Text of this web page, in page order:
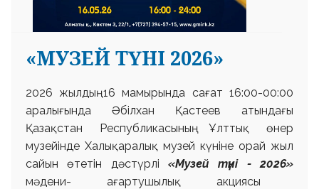
«МУЗЕЙ ТҮНІ 2026»
2026 жылдың 16 мамырында сағат 16:00-00:00
аралығында Әбілхан Қастеев атындағы
Қазақстан Республикасының Ұлттық өнер
музейінде Халықаралық музей күніне орай жыл
сайын өтетін дәстүрлі «Музей түні - 2026»
мәдени-
ағартушылық акциясы